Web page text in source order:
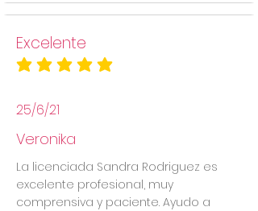
Excelente
la calificación promedio es 5 de 5
25/6/21
Veronika
La licenciada Sandra Rodriguez es
excelente profesional, muy
comprensiva y paciente. Ayudo a